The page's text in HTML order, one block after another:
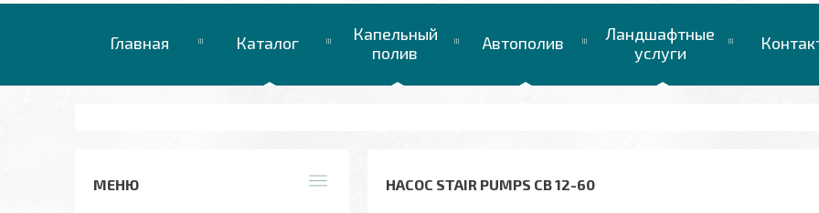
Главная Каталог
Капельный
полив
Автополив
Ландшафтные
услуги
НАСОС STAIR PUMPS CB 12-60